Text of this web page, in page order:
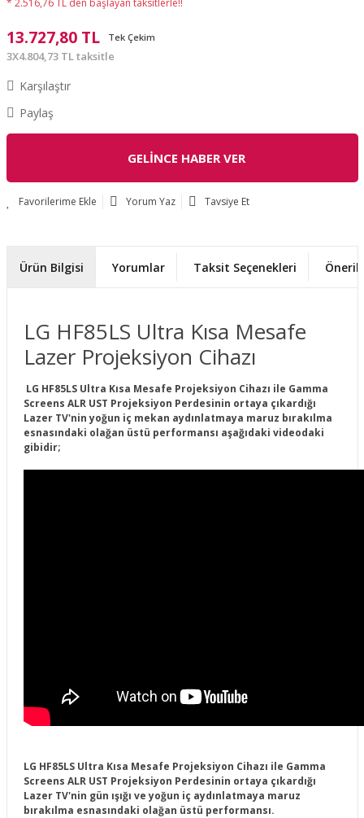
* 2.516,76 TL den başlayan taksitlerle!!
13.727,80 TL Tek Çekim
3X4.804,73 TL taksitle
Karşılaştır
Paylaş
GELİNCE HABER VER
Yorum Yaz Tavsiye Et
Ürün Bilgisi Yorumlar Taksit Seçenekleri
LG HF85LS Ultra Kısa Mesafe
Lazer Projeksiyon Cihazı
LG HF85LS Ultra Kısa Mesafe Projeksiyon Cihazı ile Gamma
Screens ALR UST Projeksiyon Perdesinin ortaya çıkardığı
Lazer TV'nin yoğun iç mekan aydınlatmaya maruz bırakılma
esnasındaki olağan üstü performansı aşağıdaki videodaki
gibidir;
LG HF85LS Ultra Kısa Mesafe Projeksiyon Cihazı ile Gamma
Screens ALR UST Projeksiyon Perdesinin ortaya çıkardığı
Lazer TV'nin gün ışığı ve yoğun iç aydınlatmaya maruz
bırakılma esnasındaki olağan üstü performansı.